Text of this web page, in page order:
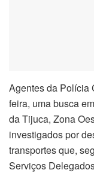
Agentes da Polícia
feira, uma busca
da Tijuca, Zona
investigados por
transportes que,
Serviços